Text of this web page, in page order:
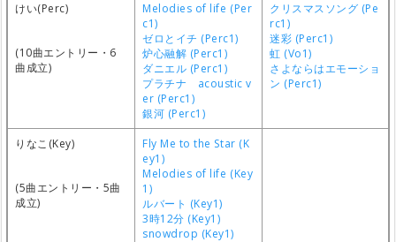
けい(Perc)
(10曲エントリー・6
曲成立)
Melodies of life (Per
c1)
ゼロとイチ (Perc1)
炉心融解 (Perc1)
ダニエル (Perc1)
プラチナ acoustic v
er (Perc1)
銀河 (Perc1)
クリスマスソング (Pe
rc1)
迷彩 (Perc1)
虹 (Vo1)
さよならはエモーショ
ン (Perc1)
りなこ(Key)
(5曲エントリー・5曲
成立)
Fly Me to the Star (K
ey1)
Melodies of life (Key
1)
ルバート (Key1)
3時12分 (Key1)
snowdrop (Key1)